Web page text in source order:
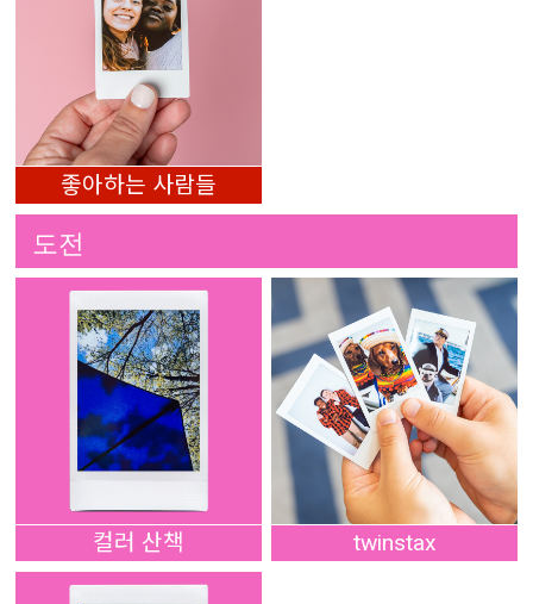
좋아하는 사람들
도전
컬러 산책 twinstax